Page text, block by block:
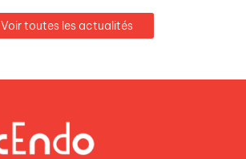
Voir toutes les actualités